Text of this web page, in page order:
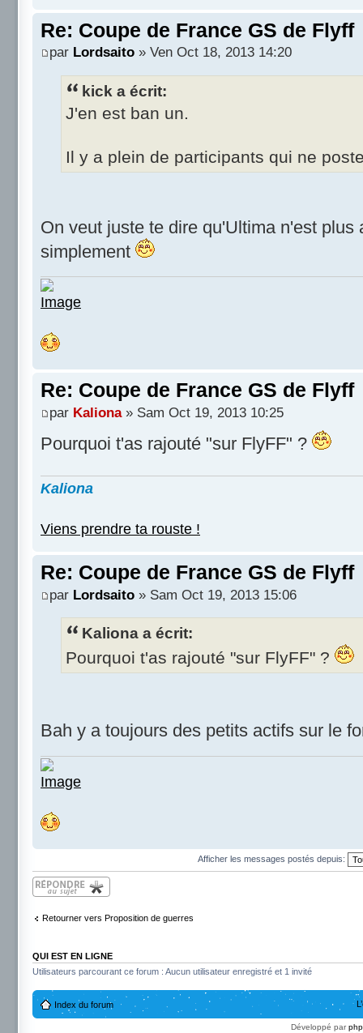
Re: Coupe de France GS de Flyff
par Lordsaito » Ven Oct 18, 2013 14:20
kick a écrit:
J'en est ban un.
Il y a plein de participants qui ne
On veut juste te dire qu'Ultima n'est plus
simplement
Re: Coupe de France GS de Flyff
par Kaliona» Sam Oct 19, 2013 10:25
Pourquoi t'as rajouté "sur FlyFF" ?
Kaliona
Viens prendre ta rouste !
Re: Coupe de France GS de Flyff
par Lordsaito » Sam Oct 19, 2013 15:06
Kaliona a écrit:
Pourquoi t'as rajouté "sur FlyFF" ?
Bah y a toujours des petits actifs sur le
Afficher les messages postés depuis:
Répondre
Retourner vers Proposition de guerres
QUI EST EN LIGNE
Utilisateurs parcourant ce forum : Aucun utilisateur enregistré et 1 invité
Index du forum
Développé par